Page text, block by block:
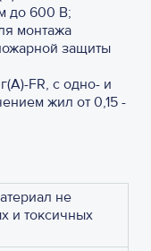
до 600 В;
монтажа
защиты
FR, с одно- и
жил от 0,15 -
не
и токсичных